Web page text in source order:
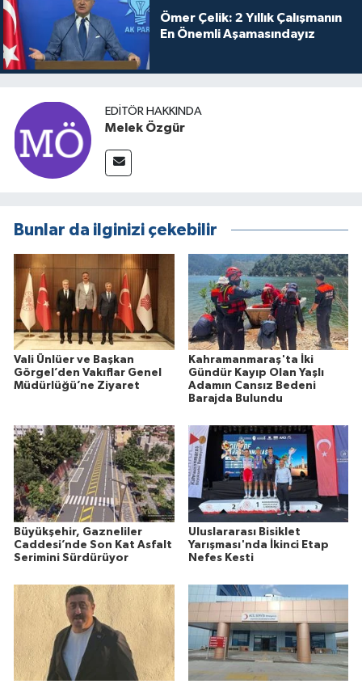
Ömer Çelik: 2 Yıllık Çalışmanın
En Önemli Aşamasındayız
EDITÖR HAKKINDA
Melek Özgür
Bunlar da ilginizi çekebilir
Vali Ünlüer ve Başkan
Görgel’den Vakıflar Genel
Müdürlüğü’ne Ziyaret
Kahramanmaraş'ta İki
Gündür Kayıp Olan Yaşlı
Adamın Cansız Bedeni
Barajda Bulundu
Büyükşehir, Gazneliler
Caddesi’nde Son Kat Asfalt
Serimini Sürdürüyor
Uluslararası Bisiklet
Yarışması'nda İkinci Etap
Nefes Kesti